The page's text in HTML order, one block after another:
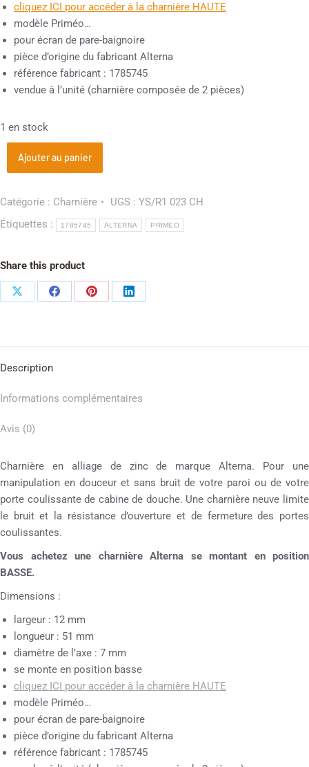
cliquez ICI pour accéder à la charnière HAUTE
modèle Priméo…
pour écran de pare-baignoire
pièce d’origine du fabricant Alterna
référence fabricant : 1785745
vendue à l’unité (charnière composée de 2 pièces)
1 en stock
Ajouter au panier
Catégorie : Charnière UGS : YS/R1 023 CH
Étiquettes :
1785745 ALTERNA PRIMEO
Share this product
Description
Informations complémentaires
Avis (0)
Charnière en alliage de zinc de marque Alterna. Pour une
manipulation en douceur et sans bruit de votre paroi ou de votre
porte coulissante de cabine de douche. Une charnière neuve limite
le bruit et la résistance d’ouverture et de fermeture des portes
coulissantes.
Vous achetez une charnière Alterna se montant en position
BASSE.
Dimensions :
largeur : 12 mm
longueur : 51 mm
diamètre de l’axe : 7 mm
se monte en position basse
cliquez ICI pour accéder à la charnière HAUTE
modèle Priméo…
pour écran de pare-baignoire
pièce d’origine du fabricant Alterna
référence fabricant : 1785745